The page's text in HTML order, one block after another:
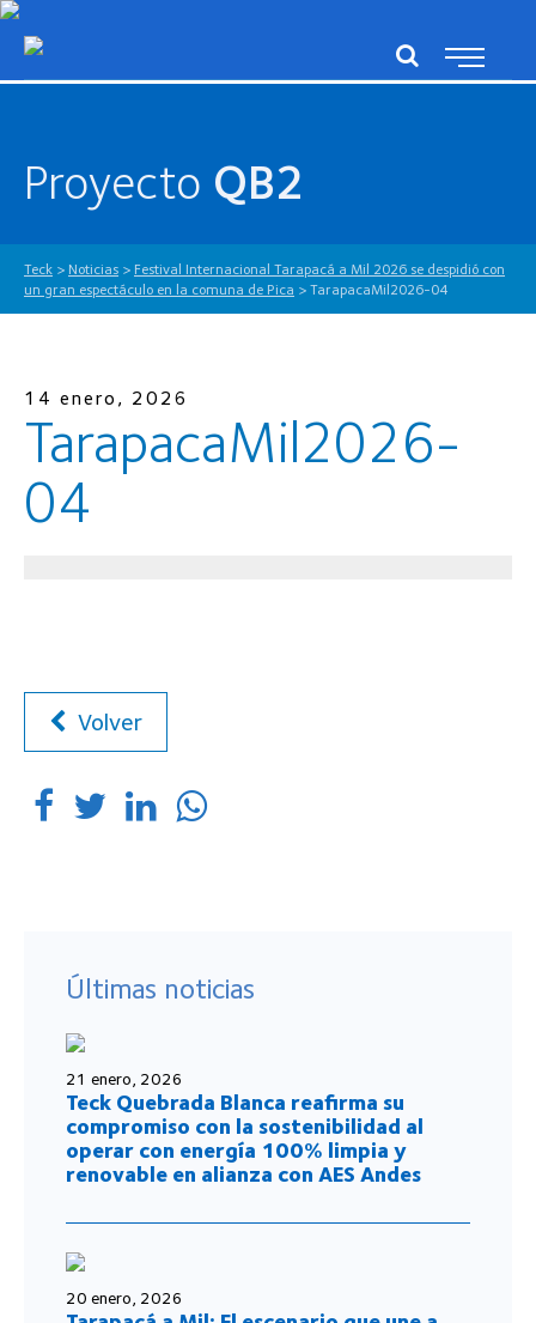
Proyecto QB2
Teck > Noticias > Festival Internacional Tarapacá a Mil 2026 se despidió con
un gran espectáculo en la comuna de Pica > TarapacaMil2026-04
14 enero, 2026
TarapacaMil2026-
04
Volver
Últimas noticias
21 enero, 2026
Teck Quebrada Blanca reafirma su
compromiso con la sostenibilidad al
operar con energía 100% limpia y
renovable en alianza con AES Andes
20 enero, 2026